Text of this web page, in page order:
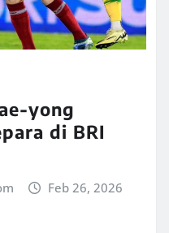
yong
di BRI
Feb 26, 2026